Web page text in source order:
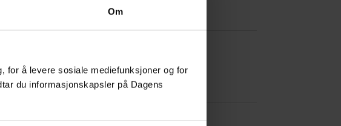
Om
for å levere sosiale mediefunksjoner og for
du informasjonskapsler på Dagens